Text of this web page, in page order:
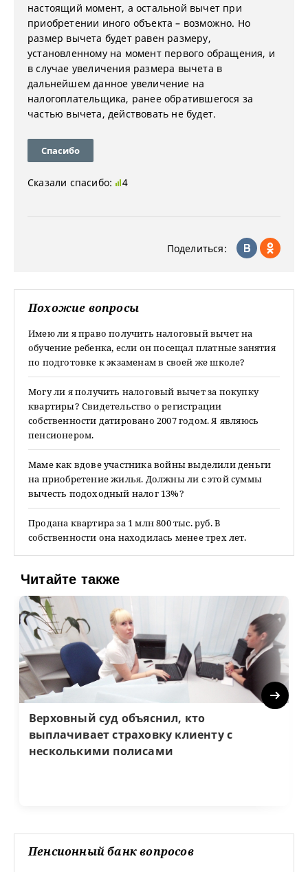
настоящий момент, а остальной вычет при
приобретении иного объекта – возможно. Но
размер вычета будет равен размеру,
установленному на момент первого обращения, и
в случае увеличения размера вычета в
дальнейшем данное увеличение на
налогоплательщика, ранее обратившегося за
частью вычета, действовать не будет.
Спасибо
Сказали спасибо: 4
Поделиться:
Похожие вопросы
Имею ли я право получить налоговый вычет на
обучение ребенка, если он посещал платные занятия
по подготовке к экзаменам в своей же школе?
Могу ли я получить налоговый вычет за покупку
квартиры? Свидетельство о регистрации
собственности датировано 2007 годом. Я являюсь
пенсионером.
Маме как вдове участника войны выделили деньги
на приобретение жилья. Должны ли с этой суммы
вычесть подоходный налог 13%?
Продана квартира за 1 млн 800 тыс. руб. В
собственности она находилась менее трех лет.
Читайте также
Верховный суд объяснил, кто
выплачивает страховку клиенту с
несколькими полисами
Next
Пенсионный банк вопросов